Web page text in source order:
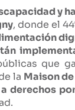
y
, donde el
que
la Maison
derechos